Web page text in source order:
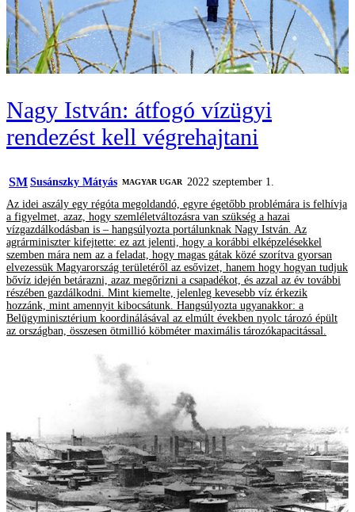
Nagy István: átfogó vízügyi
rendezést kell végrehajtani
SM Susánszky Mátyás MAGYAR UGAR
2022 szeptember 1.
Az idei aszály egy régóta megoldandó, egyre égetőbb problémára is felhívja
a figyelmet, azaz, hogy szemléletváltozásra van szükség a hazai
vízgazdálkodásban is – hangsúlyozta portálunknak Nagy István. Az
agrárminiszter kifejtette: ez azt jelenti, hogy a korábbi elképzelésekkel
szemben mára nem az a feladat, hogy magas gátak közé szorítva gyorsan
elvezessük Magyarország területéről az esővizet, hanem hogy hogyan tudjuk
bővíz idején betárazni, azaz megőrizni a csapadékot, és azzal az év további
részében gazdálkodni. Mint kiemelte, jelenleg kevesebb víz érkezik
hozzánk, mint amennyit kibocsátunk. Hangsúlyozta ugyanakkor: a
Belügyminisztérium koordinálásával az elmúlt években nyolc tározó épült
az országban, összesen ötmillió köbméter maximális tározókapacitással.